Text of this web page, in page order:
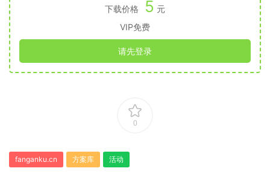
下载价格 5 元
VIP免费
请先登录
0
fanganku.cn 方案库 活动